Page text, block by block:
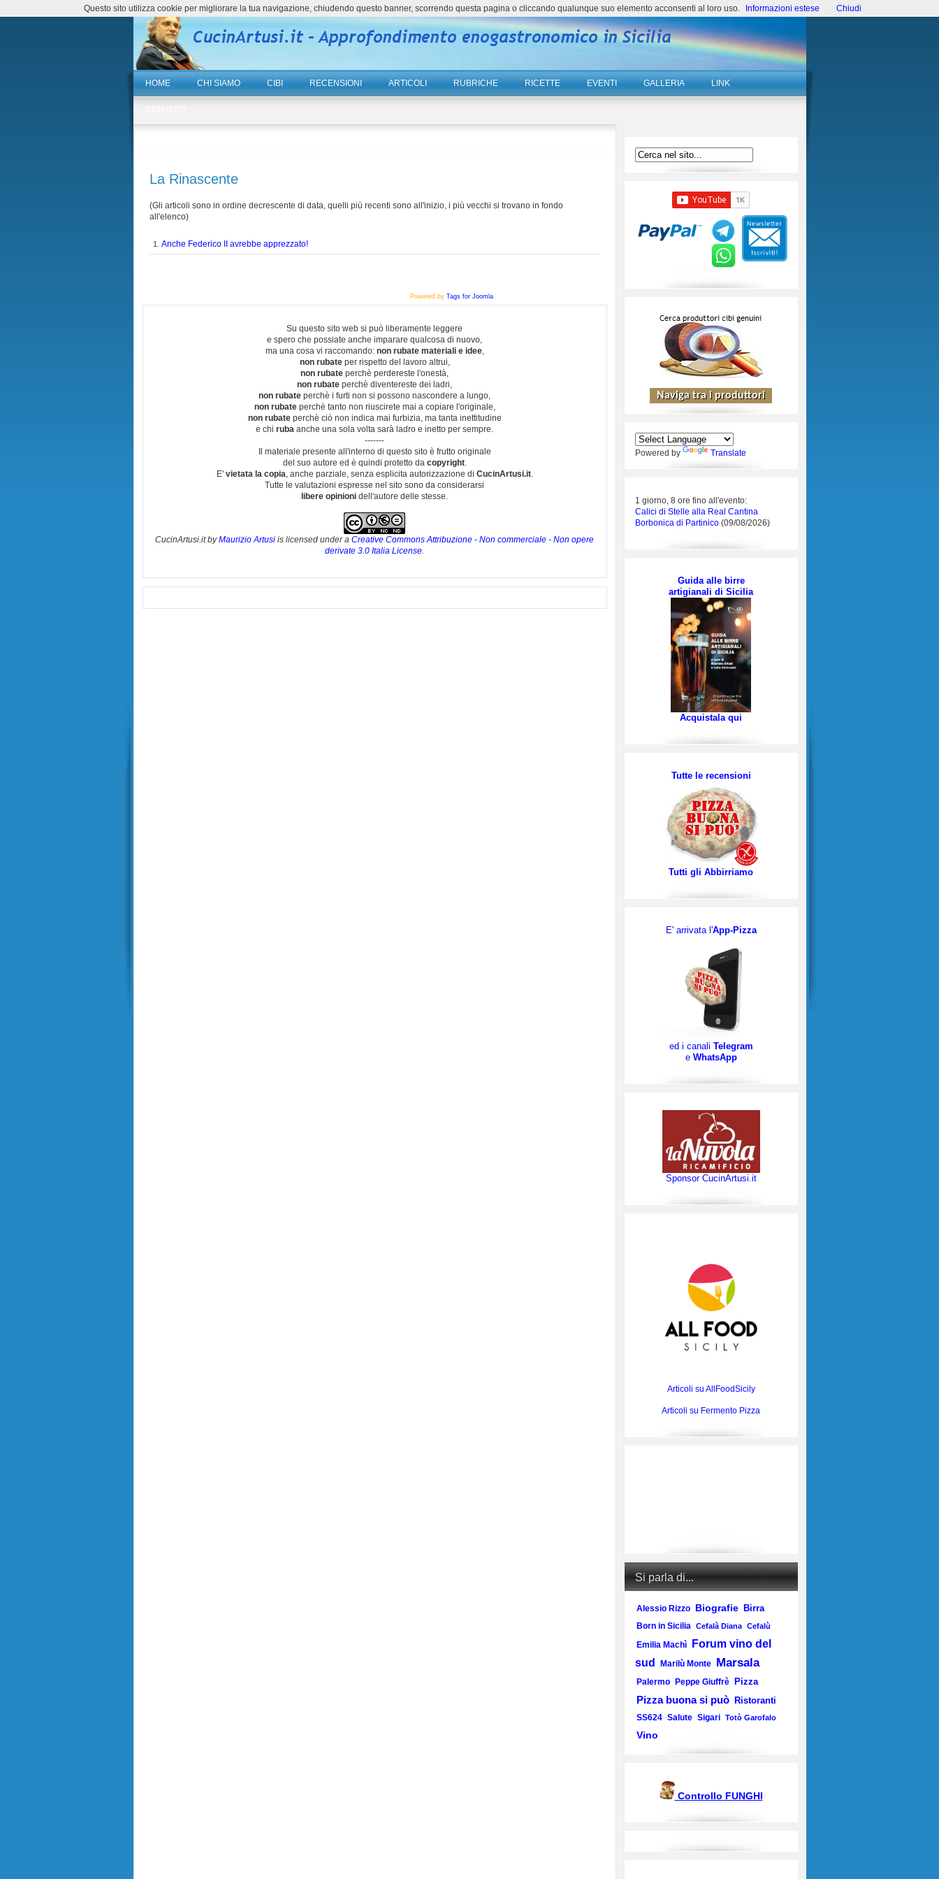
HOME CHI SIAMO CIBI RECENSIONI ARTICOLI RUBRICHE RICETTE EVENTI GALLERIA LINK
La Rinascente
(Gli articoli sono in ordine decrescente di data, quelli più recenti sono all'inizio, i più vecchi si trovano in fondo
all'elenco)
1. Anche Federico II avrebbe apprezzato!
Powered by Tags for Joomla
Su questo sito web si può liberamente leggere
e spero che possiate anche imparare qualcosa di nuovo,
ma una cosa vi raccomando: non rubate materiali e idee,
non rubateper rispetto del lavoro altrui,
non rubate perchè perdereste l'onestà,
non rubate perchè diventereste dei ladri,
non rubate perchè i furti non si possono nascondere a lungo,
non rubateperchè tanto non riuscirete mai a copiare l'originale,
non rubateperchè ciò non indica mai furbizia, ma tanta inettitudine
e chi ruba anche una sola volta sarà ladro e inetto per sempre.
-------
Il materiale presente all'interno di questo sito è frutto originale
del suo autore ed è quindi protetto da copyright.
E' vietata la copia, anche parziale, senza esplicita autorizzazione di CucinArtusi.it.
Tutte le valutazioni espresse nel sito sono da considerarsi
libere opinioni dell'autore delle stesse.
CucinArtusi.itbyMaurizio Artusi is licensed under a Creative Commons Attribuzione - Non commerciale - Non opere
derivate 3.0 Italia License.
Powered by Translate
1 giorno, 8 ore fino all'evento:
Calici di Stelle alla Real Cantina
Borbonica di Partinico (09/08/2026)
Guida alle birre
artigianali di Sicilia
Acquistala qui
Tutte le recensioni
Tutti gli Abbirriamo
E' arrivata l'App-Pizza
ed i canali Telegram
e WhatsApp
Sponsor CucinArtusi.it
Articoli su AllFoodSicily
Articoli su Fermento Pizza
Si parla di...
Alessio Rizzo Biografie Birra
Born in Sicilia Cefalà Diana Cefalù
Emilia Machì
Forum vino del
sud
Marilù Monte Marsala
Palermo Peppe Giuffrè Pizza
Pizza buona si può Ristoranti
SS624 Salute Sigari Totò Garofalo
Vino
Controllo FUNGHI
Questo sito utilizza cookie per migliorare la tua navigazione, chiudendo questo banner, scorrendo questa pagina o cliccando qualunque suo elemento acconsenti al loro uso. Informazioni estese Chiudi